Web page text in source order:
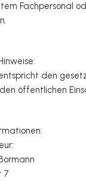
Fachpersonal
den
öffentlichen
7